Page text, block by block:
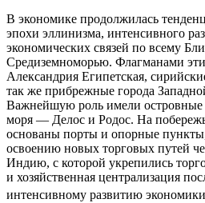
В экономике продолжилась
эпохи эллинизма, интенсивного
экономических связей по всему
Средиземноморью. Флагманами
Александрия Египетская,
так же прибрежные города
Важнейшую роль имели островные
моря — Делос и Родос. На
основаны порты и опорные
освоению новых торговых путей
Индию, с которой укрепились
и хозяйственная централизация
интенсивному развитию